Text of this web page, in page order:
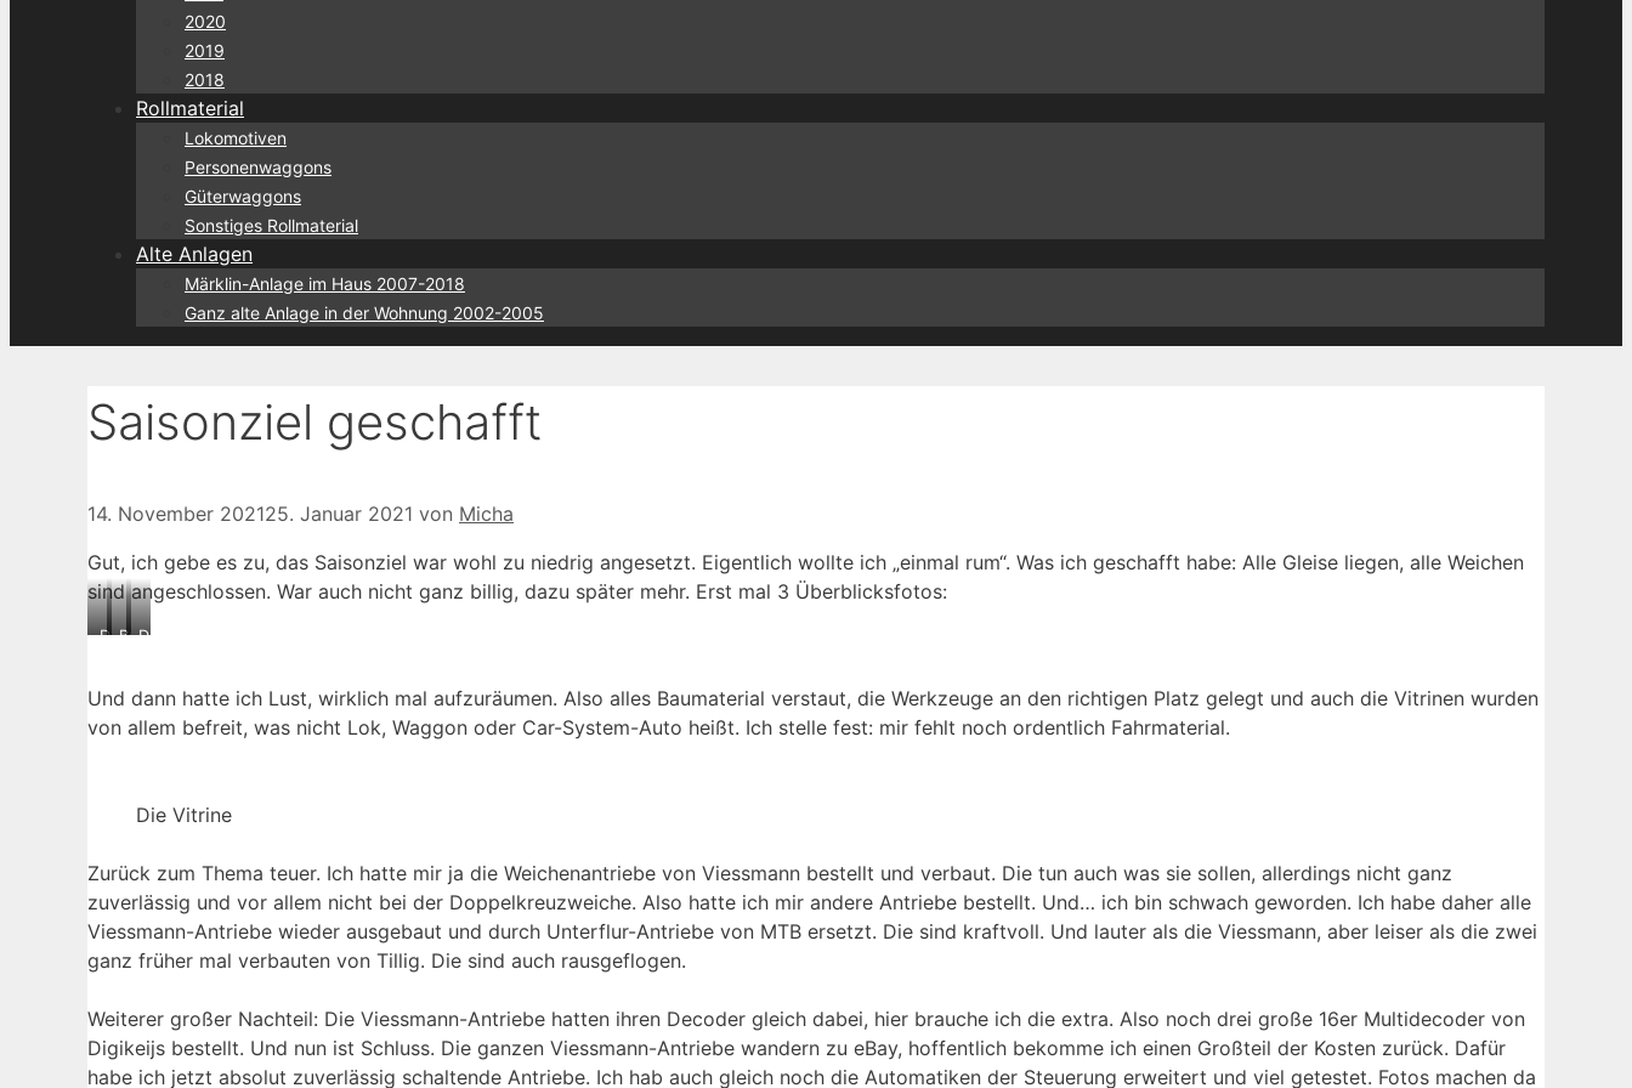
2020
2019
2018
Rollmaterial
Lokomotiven
Personenwaggons
Güterwaggons
Sonstiges Rollmaterial
Alte Anlagen
Märklin-Anlage im Haus 2007-2018
Ganz alte Anlage in der Wohnung 2002-2005
Saisonziel geschafft
14. November 202125. Januar 2021 von Micha
Gut, ich gebe es zu, das Saisonziel war wohl zu niedrig angesetzt. Eigentlich wollte ich „einmal rum“. Was ich geschafft habe: Alle Gleise liegen, alle Weichen
sind angeschlossen. War auch nicht ganz billig, dazu später mehr. Erst mal 3 Überblicksfotos:
DerBahnhof,
Der
vom
Bahnhof
Und dann hatte ich Lust, wirklich mal aufzuräumen. Also alles Baumaterial verstaut, die Werkzeuge an den richtigen Platz gelegt und auch die Vitrinen wurden
von allem befreit, was nicht Lok, Waggon oder Car-System-Auto heißt. Ich stelle fest: mir fehlt noch ordentlich Fahrmaterial.
Die Vitrine
Zurück zum Thema teuer. Ich hatte mir ja die Weichenantriebe von Viessmann bestellt und verbaut. Die tun auch was sie sollen, allerdings nicht ganz
zuverlässig und vor allem nicht bei der Doppelkreuzweiche. Also hatte ich mir andere Antriebe bestellt. Und… ich bin schwach geworden. Ich habe daher alle
Viessmann-Antriebe wieder ausgebaut und durch Unterflur-Antriebe von MTB ersetzt. Die sind kraftvoll. Und lauter als die Viessmann, aber leiser als die zwei
ganz früher mal verbauten von Tillig. Die sind auch rausgeflogen.
Weiterer großer Nachteil: Die Viessmann-Antriebe hatten ihren Decoder gleich dabei, hier brauche ich die extra. Also noch drei große 16er Multidecoder von
Digikeijs bestellt. Und nun ist Schluss. Die ganzen Viessmann-Antriebe wandern zu eBay, hoffentlich bekomme ich einen Großteil der Kosten zurück. Dafür
habe ich jetzt absolut zuverlässig schaltende Antriebe. Ich hab auch gleich noch die Automatiken der Steuerung erweitert und viel getestet. Fotos machen da